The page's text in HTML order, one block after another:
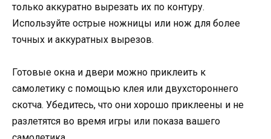
только аккуратно вырезать их по контуру.
Используйте острые ножницы или нож для более
точных и аккуратных вырезов.
Готовые окна и двери можно приклеить к
самолетику с помощью клея или двухстороннего
скотча. Убедитесь, что они хорошо приклеены и не
разлетятся во время игры или показа вашего